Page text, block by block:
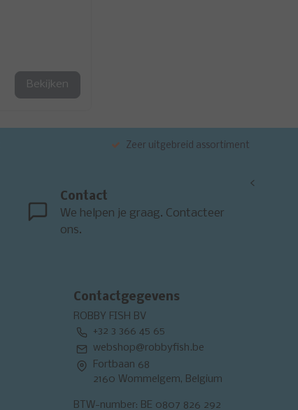
Bekijken
Zeer uitgebreid assortiment
Contact
We helpen je graag. Contacteer
ons.
<
Contactgegevens
ROBBY FISH BV
+32 3 366 45 65
webshop@robbyfish.be
Fortbaan 68
2160 Wommelgem, Belgium
BTW-number: BE 0807 826 292